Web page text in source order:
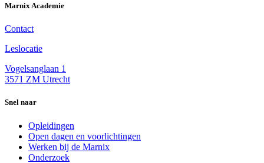
Marnix Academie
Contact
Leslocatie
Vogelsanglaan 1
3571 ZM Utrecht
Snel naar
Opleidingen
Open dagen en voorlichtingen
Werken bij de Marnix
Onderzoek